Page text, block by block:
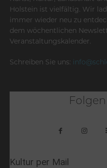
Holstein ist vielfältig. Wir
immer wieder neu zu
dem wöchentlichen
Veranstaltungskalender.
Schreiben Sie uns:
Kultur per Mail